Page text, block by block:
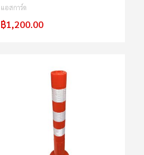
แอสการ์ด
฿1,200.00